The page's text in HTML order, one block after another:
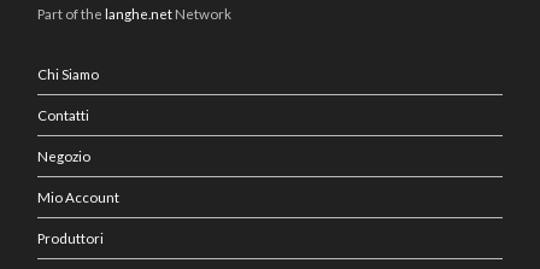
Part of thelanghe.net Network
Chi Siamo
Contatti
Negozio
Mio Account
Produttori